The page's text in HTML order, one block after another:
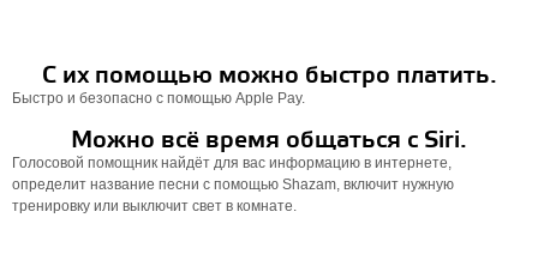
С их помощью можно быстро платить.
Быстро и безопасно с помощью Apple Pay.
Можно всё время общаться с Siri.
Голосовой помощник найдёт для вас информацию в интернете,
определит название песни с помощью Shazam, включит нужную
тренировку или выключит свет в комнате.